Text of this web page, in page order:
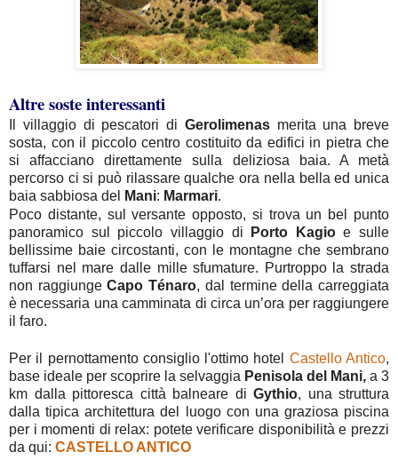
Altre soste interessanti
Il villaggio di pescatori di Gerolimenasmerita una breve
sosta, con il piccolo centro costituito da edifici in pietra che
si affacciano direttamente sulla deliziosa baia. A metà
percorso ci si può rilassare qualche ora nella bella ed unica
baia sabbiosa del
Mani: Marmari.
Poco distante, sul versante opposto, si trova un bel punto
panoramico sul piccolo villaggio di
Porto Kagioe sulle
bellissime baie circostanti, con le montagne che sembrano
tuffarsi nel mare dalle mille sfumature. Purtroppo la strada
non raggiungeCapo Ténaro, dal termine della carreggiata
è necessaria una camminata di circa un’ora per raggiungere
il faro.
Per il pernottamento consiglio l'ottimo hotel Castello Antico,
base ideale per scoprire la selvaggia Penisola del Mani, a 3
km dalla pittoresca città balneare di Gythio, una struttura
dalla tipica architettura del luogo con una graziosa piscina
per i momenti di relax: potete verificare disponibilità e prezzi
da qui: CASTELLO ANTICO